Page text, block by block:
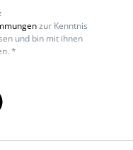
zur Kenntnis
und bin mit ihnen
*